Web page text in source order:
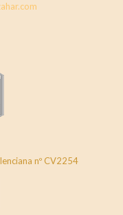
nº CV2254